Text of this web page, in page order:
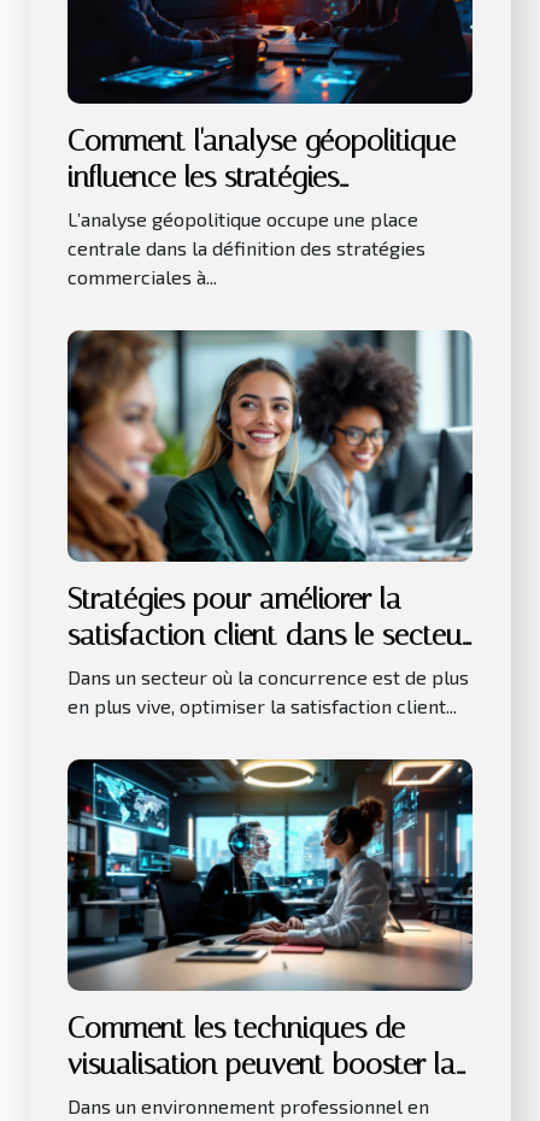
Comment l'analyse géopolitique
influence les stratégies
commerciales ?
L’analyse géopolitique occupe une place
centrale dans la définition des stratégies
commerciales à...
Stratégies pour améliorer la
satisfaction client dans le secteur
des services
Dans un secteur où la concurrence est de plus
en plus vive, optimiser la satisfaction client...
Comment les techniques de
visualisation peuvent booster la
productivité au travail ?
Dans un environnement professionnel en